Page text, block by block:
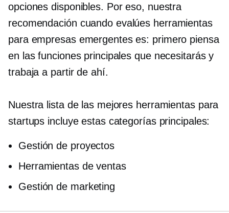
opciones disponibles. Por eso, nuestra
recomendación cuando evalúes herramientas
para empresas emergentes es: primero piensa
en las funciones principales que necesitarás y
trabaja a partir de ahí.
Nuestra lista de las mejores herramientas para
startups incluye estas categorías principales:
Gestión de proyectos
Herramientas de ventas
Gestión de marketing